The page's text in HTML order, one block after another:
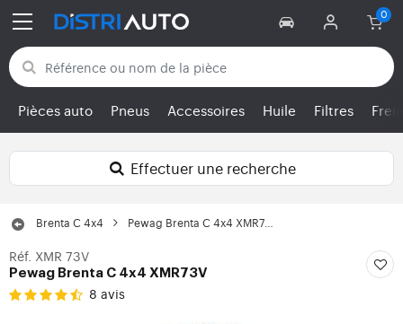
Retour aux catégories
Pièces auto Pneus Accessoires Huile Filtres
Effectuer une recherche
Brenta C 4x4 Pewag Brenta C 4x4 XMR73V
Réf. XMR 73V
Pewag Brenta C 4x4 XMR73V
8 avis